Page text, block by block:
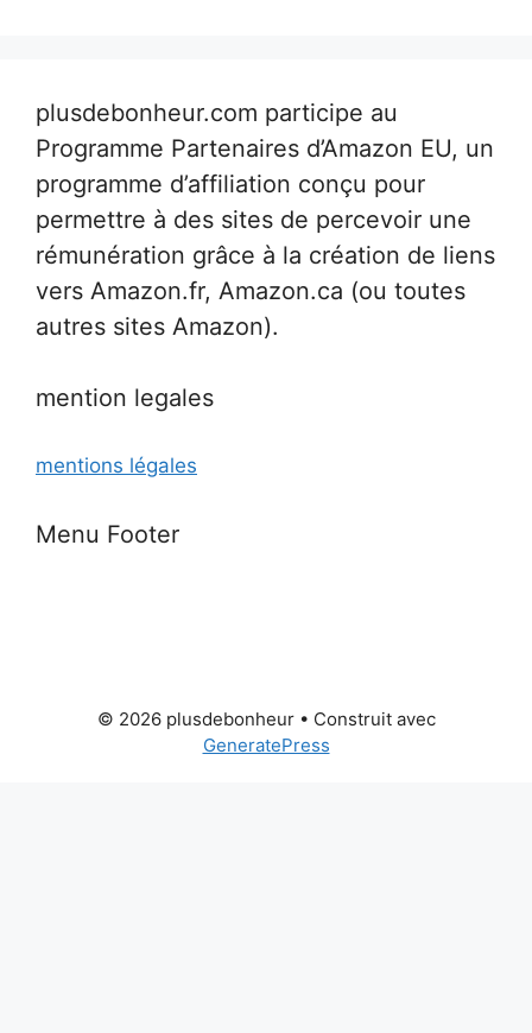
plusdebonheur.com participe au
Programme Partenaires d’Amazon EU, un
programme d’affiliation conçu pour
permettre à des sites de percevoir une
rémunération grâce à la création de liens
vers Amazon.fr, Amazon.ca (ou toutes
autres sites Amazon).
mention legales
mentions légales
Menu Footer
© 2026 plusdebonheur• Construit avec
GeneratePress